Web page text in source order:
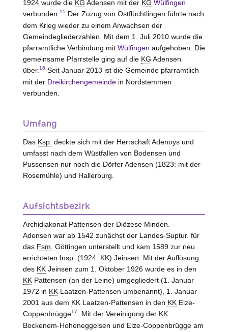
1924 wurde die KG Adensen mit der KG Wülfingen
verbunden. 15Der Zuzug von Ostflüchtlingen führte nach
dem Krieg wieder zu einem Anwachsen der
Gemeindegliederzahlen. Mit dem 1. Juli 2010 wurde die
pfarramtliche Verbindung mit Wülfingen aufgehoben. Die
gemeinsame Pfarrstelle ging auf die KG Adensen
über. 16 Seit Januar 2013 ist die Gemeinde pfarramtlich
mit der Dreikirchengemeindein Nordstemmen
verbunden.
Umfang
Das Ksp. deckte sich mit der Herrschaft Adenoys und
umfasst nach dem Wüstfallen von Bodensen und
Pussensen nur noch die Dörfer Adensen (1823: mit der
Rosemühle) und Hallerburg.
Aufsichtsbezirk
Archidiakonat Pattensen der Diözese Minden. –
Adensen war ab 1542 zunächst der Landes-Suptur. für
das Fsm. Göttingen unterstellt und kam 1589 zur neu
errichteten Insp. (1924: KK) Jeinsen. Mit der Auflösung
des KKJeinsen zum 1. Oktober 1926 wurde es in den
KKPattensen (an der Leine) umgegliedert (1. Januar
1972 in KKLaatzen-Pattensen umbenannt), 1. Januar
2001 aus dem KKLaatzen-Pattensen in den KKElze-
Coppenbrügge17 . Mit der Vereinigung der KK
Bockenem-Hoheneggelsen und Elze-Coppenbrügge am